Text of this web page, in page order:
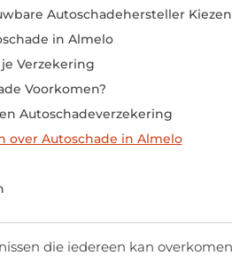
Autoschadehersteller
in Almelo
Verzekering
Voorkomen?
Autoschadeverzekering
over Autoschade in Almelo
die iedereen kan